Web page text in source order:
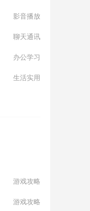
影音播放
聊天通讯
办公学习
生活实用
游戏攻略
游戏攻略